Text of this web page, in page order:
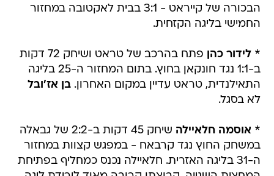
הבכורה של קייראט - 3:1 בבית לאקטובה במחזור
החמישי בליגה הקזחית.
*לידור כהן
פתח בהרכב של טראט ושיחק 72 דקות
ב-1:1 נגד חונקאן בחוץ. בתום המחזור ה-25 בליגה
התאילנדית, טראט עדיין במקום האחרון.בן אז'ובל
לא בסגל.
* אוסמה חלאיילה
שיחק 45 דקות ב-2:2 של גבאלה
במשחק החוץ נגד קרבאח - במפגש קצוות במחזור
ה-31 בליגה האזרית. חלאיילה נכנס כמחליף בפתיחת